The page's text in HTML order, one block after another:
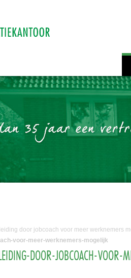
door jobcoach voor meer werknemers
voor-meer-werknemers-mogelijk
DOOR-JOBCOACH-VOOR-